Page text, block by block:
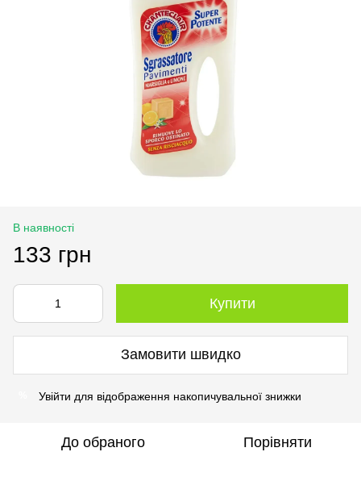
В наявності
133 грн
Купити
Замовити швидко
Увійти для відображення накопичувальної знижки
До обраного Порівняти